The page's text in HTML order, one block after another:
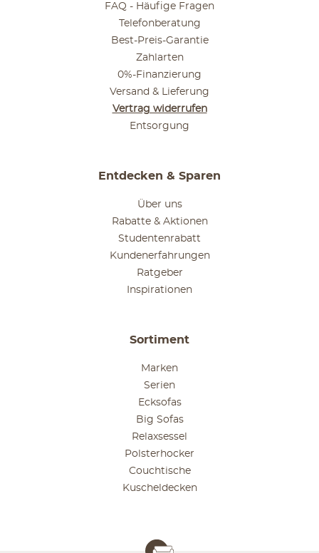
FAQ - Häufige Fragen
Telefonberatung
Best-Preis-Garantie
Zahlarten
0%-Finanzierung
Versand & Lieferung
Vertrag widerrufen
Entsorgung
Entdecken & Sparen
Über uns
Rabatte & Aktionen
Studentenrabatt
Kundenerfahrungen
Ratgeber
Inspirationen
Sortiment
Marken
Serien
Ecksofas
Big Sofas
Relaxsessel
Polsterhocker
Couchtische
Kuscheldecken